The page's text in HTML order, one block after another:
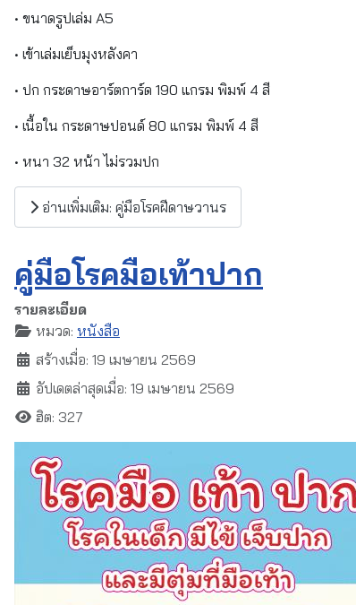
• ขนาดรูปเล่ม A5
• เข้าเล่มเย็บมุงหลังคา
• ปก กระดาษอาร์ตการ์ด 190 แกรม พิมพ์ 4 สี
• เนื้อใน กระดาษปอนด์ 80 แกรม พิมพ์ 4 สี
• หนา 32 หน้า ไม่รวมปก
อ่านเพิ่มเติม: คู่มือโรคฝีดาษวานร
คู่มือโรคมือเท้าปาก
รายละเอียด
หมวด: หนังสือ
สร้างเมื่อ: 19 เมษายน 2569
อัปเดตล่าสุดเมื่อ: 19 เมษายน 2569
ฮิต: 327